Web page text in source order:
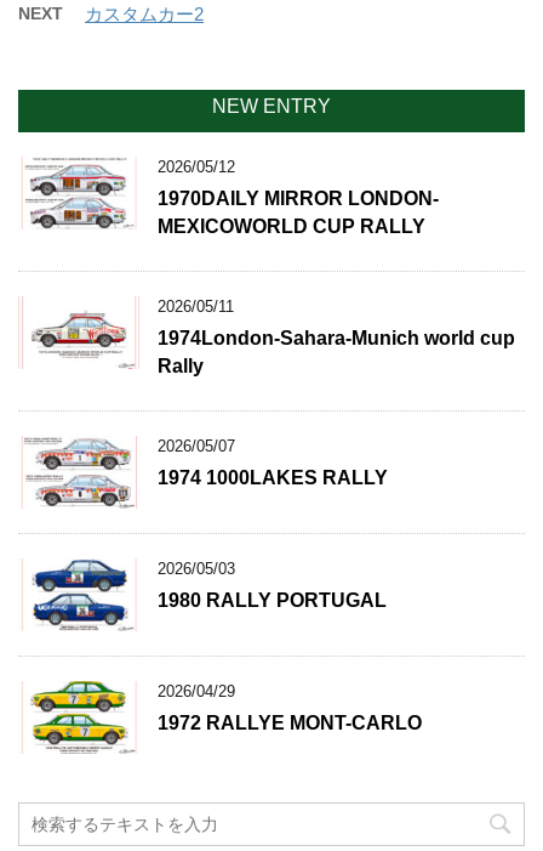
NEXT カスタムカー2
NEW ENTRY
2026/05/12
1970DAILY MIRROR LONDON-
MEXICOWORLD CUP RALLY
2026/05/11
1974London-Sahara-Munich world cup
Rally
2026/05/07
1974 1000LAKES RALLY
2026/05/03
1980 RALLY PORTUGAL
2026/04/29
1972 RALLYE MONT-CARLO